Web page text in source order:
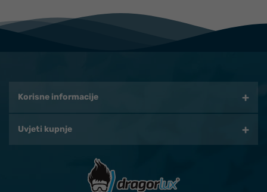
Korisne informacije
Uvjeti kupnje